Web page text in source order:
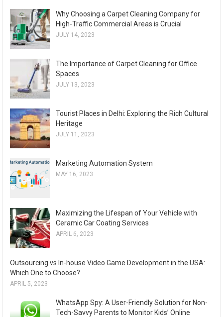
Why Choosing a Carpet Cleaning Company for
High-Traffic Commercial Areas is Crucial
JULY 14, 2023
The Importance of Carpet Cleaning for Office
Spaces
JULY 13, 2023
Tourist Places in Delhi: Exploring the Rich Cultural
Heritage
JULY 11, 2023
Marketing Automation System
MAY 16, 2023
Maximizing the Lifespan of Your Vehicle with
Ceramic Car Coating Services
APRIL 6, 2023
Outsourcing vs In-house Video Game Development in the USA:
Which One to Choose?
APRIL 5, 2023
WhatsApp Spy: A User-Friendly Solution for Non-
Tech-Savvy Parents to Monitor Kids’ Online